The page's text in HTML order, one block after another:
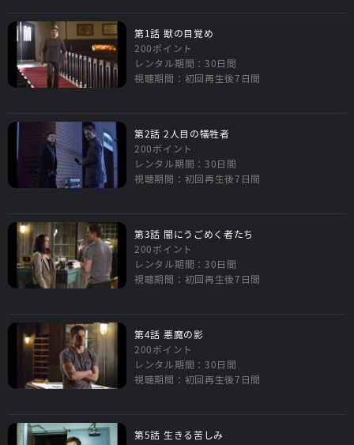
第1話 獣の目覚め
200ポイント
レンタル期間：30日間
視聴期間：初回再生後7日間
第2話 2人目の犠牲者
200ポイント
レンタル期間：30日間
視聴期間：初回再生後7日間
第3話 闇にうごめく者たち
200ポイント
レンタル期間：30日間
視聴期間：初回再生後7日間
第4話 悪魔の影
200ポイント
レンタル期間：30日間
視聴期間：初回再生後7日間
第5話 生きる苦しみ